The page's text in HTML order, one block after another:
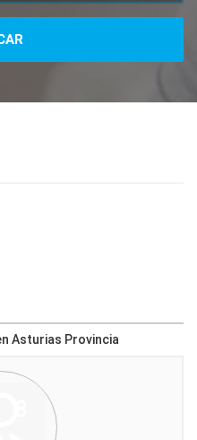
Asturias Provincia